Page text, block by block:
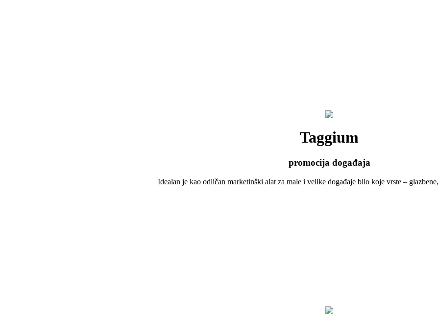
Taggium
promocija događaja
Idealan je kao odličan marketinški alat za male i velike događaje bilo koje vrste –